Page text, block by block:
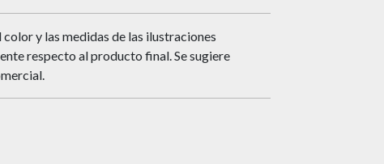
y las medidas de las ilustraciones
respecto al producto final. Se sugiere